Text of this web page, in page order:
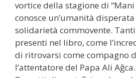
vortice della stagione di
conosce un’umanità
solidarietà commovente.
presenti nel libro, come
di ritrovarsi come compagno
l’attentatore del Papa Ali